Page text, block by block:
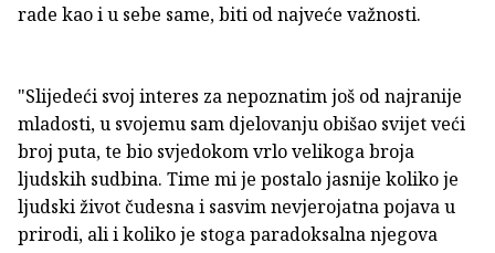
rade kao i u sebe same, biti od najveće važnosti.
"Slijedeći svoj interes za nepoznatim još od najranije
mladosti, u svojemu sam djelovanju obišao svijet veći
broj puta, te bio svjedokom vrlo velikoga broja
ljudskih sudbina. Time mi je postalo jasnije koliko je
ljudski život čudesna i sasvim nevjerojatna pojava u
prirodi, ali i koliko je stoga paradoksalna njegova